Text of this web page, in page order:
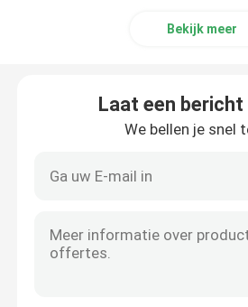
Thuis
Producten
Bekijk meer
Laat een
We bellen je snel